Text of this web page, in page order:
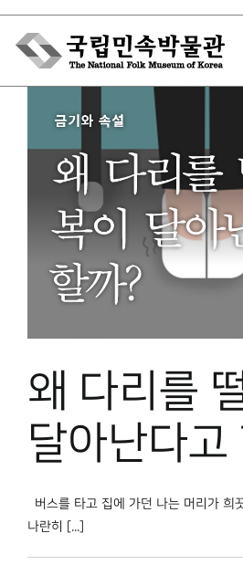
Skip
content
박물관에서는
민속이야기
민속 인사이드
원문보기 PDF
왜 다리를
달아난다고
버스를 타고 집에 가던 나는 머리가 희
나란히 [...]